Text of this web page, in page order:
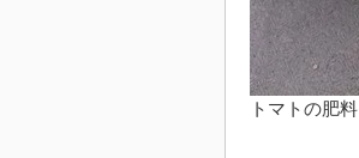
トマトの肥料